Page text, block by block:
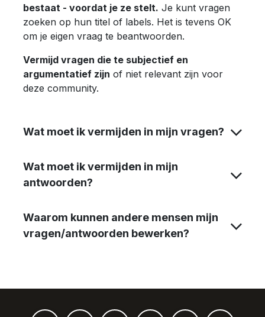
bestaat - voordat je ze stelt. Je kunt vragen
zoeken op hun titel of labels. Het is tevens OK
om je eigen vraag te beantwoorden.
Vermijd vragen die te subjectief en
argumentatief zijn of niet relevant zijn voor
deze community.
Wat moet ik vermijden in mijn vragen?
Wat moet ik vermijden in mijn
antwoorden?
Waarom kunnen andere mensen mijn
vragen/antwoorden bewerken?